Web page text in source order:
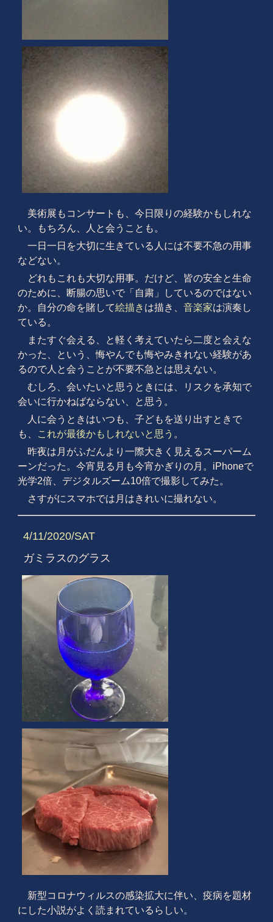
美術展もコンサートも、今日限りの経験かもしれな
い。もちろん、人と会うことも。
一日一日を大切に生きている人には不要不急の用事
などない。
どれもこれも大切な用事。だけど、皆の安全と生命
のために、断腸の思いで「自粛」しているのではない
か。自分の命を賭して絵描き は描き、 音楽家は演奏し
ている。
またすぐ会える、と軽く考えていたら二度と会えな
かった、という、悔やんでも悔やみきれない経験があ
るので人と会うことが不要不急とは思えない。
むしろ、会いたいと思うときには、リスクを承知で
会いに行かねばならない、と思う。
人に会うときはいつも、子どもを送り出すときで
も、
これが最後かもしれないと思う 。
昨夜は月がふだんより一際大きく見えるスーパーム
ーンだった。今宵見る月も今宵かぎりの月。iPhoneで
光学2倍、デジタルズーム10倍で撮影してみた。
さすがにスマホでは月はきれいに撮れない。
4/11/2020/SAT
ガミラスのグラス
新型コロナウィルスの感染拡大に伴い、疫病を題材
にした小説がよく読まれているらしい。